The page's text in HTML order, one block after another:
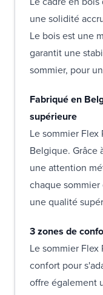
une solidité
Le bois est une
garantit une
sommier, pour
Fabriqué en
supérieure
Le sommier
Belgique. Grâce
une attention
chaque
une qualité
3 zones de
Le sommier
confort pour
offre également